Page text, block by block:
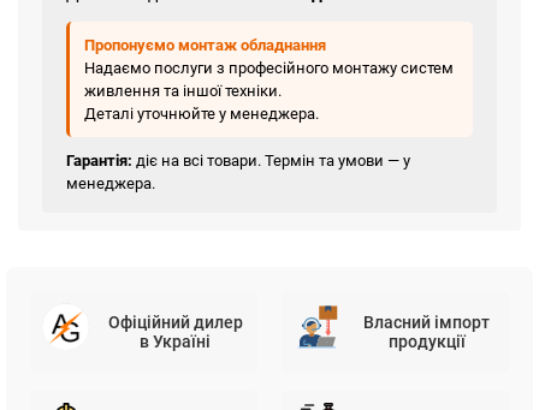
Пропонуємо монтаж обладнання
Надаємо послуги з професійного монтажу систем
живлення та іншої техніки.
Деталі уточнюйте у менеджера.
Гарантія: діє на всі товари. Термін та умови — у
менеджера.
Офіційний дилер
в Україні
Власний імпорт
продукції